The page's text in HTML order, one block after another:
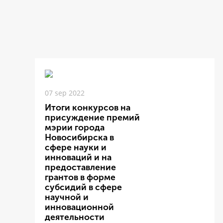
07 sep 2022
Итоги конкурсов на
присуждение премий
мэрии города
Новосибирска в
сфере науки и
инноваций и на
предоставление
грантов в форме
субсидий в сфере
научной и
инновационной
деятельности